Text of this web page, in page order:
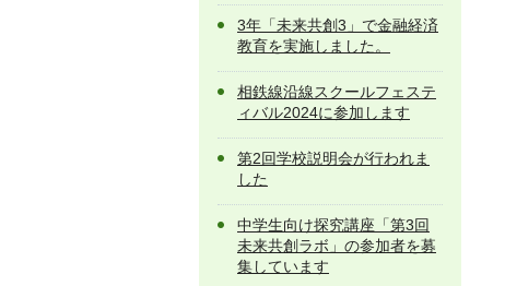
3年「未来共創3」で金融経済
教育を実施しました。
相鉄線沿線スクールフェステ
ィバル2024に参加します
第2回学校説明会が行われま
した
中学生向け探究講座「第3回
未来共創ラボ」の参加者を募
集しています